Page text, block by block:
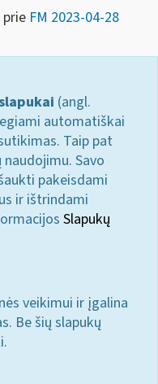
FM 2023-04-28
(angl.
automatiškai
Taip pat
Savo
pakeisdami
ir ištrindami
Slapukų
veikimui ir įgalina
Be šių slapukų